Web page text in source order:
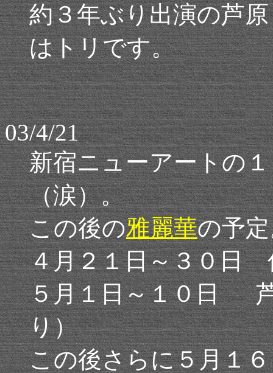
約３年ぶり出演の芦
はトリです。
03/4/21
新宿ニューアートの
（涙）。
この後の雅麗華の予
４月２１日～３０日
５月１日～１０日
り）
この後さらに５月１